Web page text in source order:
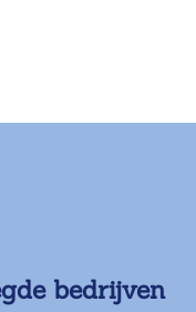
bedrijven